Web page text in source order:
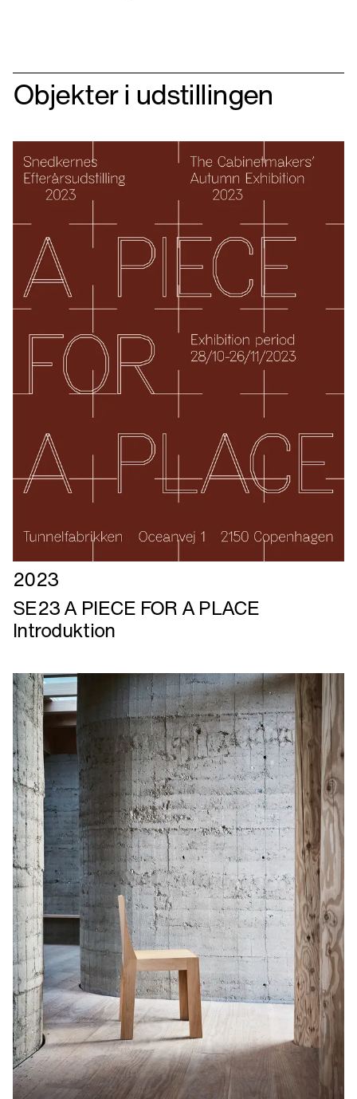
Objekter i udstillingen
Læs
mere
om
SE23
FOR
A
PLACE
Introduktion
2023
SE23 A PIECE FOR A PLACE
Introduktion